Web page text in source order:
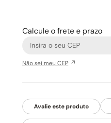
Calcule o frete e prazo
Não sei meu CEP
Avalie este produto